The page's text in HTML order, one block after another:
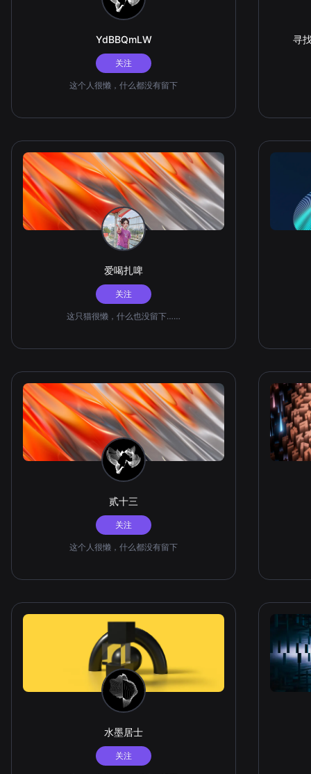
YdBBQmLW
关注
这个人很懒，什么都没有留下
寻
爱喝扎啤
关注
这只猫很懒，什么也没留下……
贰十三
关注
这个人很懒，什么都没有留下
水墨居士
关注